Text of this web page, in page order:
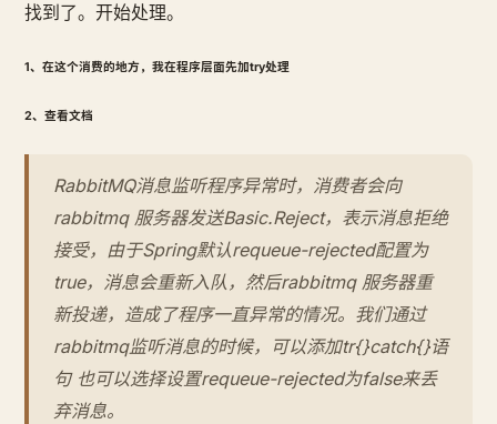
找到了。开始处理。
1、在这个消费的地方，我在程序层面先加try处理
2、查看文档
RabbitMQ消息监听程序异常时，消费者会向
rabbitmq 服务器发送Basic.Reject，表示消息拒绝
接受，由于Spring默认requeue-rejected配置为
true，消息会重新入队，然后rabbitmq 服务器重
新投递，造成了程序一直异常的情况。我们通过
rabbitmq监听消息的时候，可以添加tr{}catch{}语
句 也可以选择设置requeue-rejected为false来丢
弃消息。